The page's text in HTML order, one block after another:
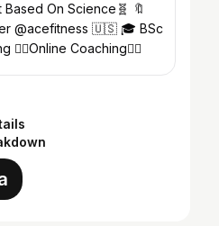
🇺🇸 🎓 BSc
Degree Sport Coaching 👇🏽Online Coaching👇🏽